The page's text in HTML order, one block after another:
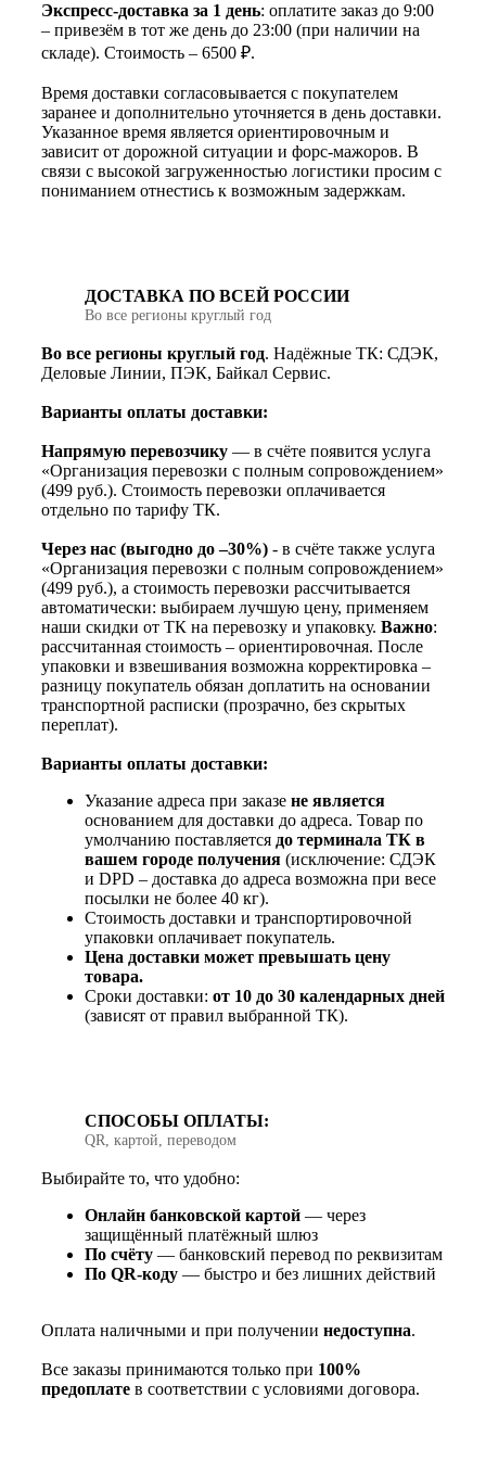
Экспресс-доставка за 1 день: оплатите заказ до 9:00
– привезём в тот же день до 23:00 (при наличии на
складе). Стоимость – 6500 ₽.
Время доставки согласовывается с покупателем
заранее и дополнительно уточняется в день доставки.
Указанное время является ориентировочным и
зависит от дорожной ситуации и форс-мажоров. В
связи с высокой загруженностью логистики просим с
пониманием отнестись к возможным задержкам.
ДОСТАВКА ПО ВСЕЙ РОССИИ
Во все регионы круглый год
Во все регионы круглый год. Надёжные ТК: СДЭК,
Деловые Линии, ПЭК, Байкал Сервис.
Варианты оплаты доставки:
Напрямую перевозчику — в счёте появится услуга
«Организация перевозки с полным сопровождением»
(499 руб.). Стоимость перевозки оплачивается
отдельно по тарифу ТК.
Через нас (выгодно до –30%) - в счёте также услуга
«Организация перевозки с полным сопровождением»
(499 руб.), а стоимость перевозки рассчитывается
автоматически: выбираем лучшую цену, применяем
наши скидки от ТК на перевозку и упаковку. Важно:
рассчитанная стоимость – ориентировочная. После
упаковки и взвешивания возможна корректировка –
разницу покупатель обязан доплатить на основании
транспортной расписки (прозрачно, без скрытых
переплат).
Варианты оплаты доставки:
Указание адреса при заказе не является
основанием для доставки до адреса. Товар по
умолчанию поставляется до терминала ТК в
вашем городе получения (исключение: СДЭК
и DPD – доставка до адреса возможна при весе
посылки не более 40 кг).
Стоимость доставки и транспортировочной
упаковки оплачивает покупатель.
Цена доставки может превышать цену
товара.
Сроки доставки: от 10 до 30 календарных дней
(зависят от правил выбранной ТК).
СПОСОБЫ ОПЛАТЫ:
QR, картой, переводом
Выбирайте то, что удобно:
Онлайн банковской картой — через
защищённый платёжный шлюз
По счёту — банковский перевод по реквизитам
По QR‑коду — быстро и без лишних действий
Оплата наличными и при получении недоступна.
Все заказы принимаются только при 100%
предоплате в соответствии с условиями договора.